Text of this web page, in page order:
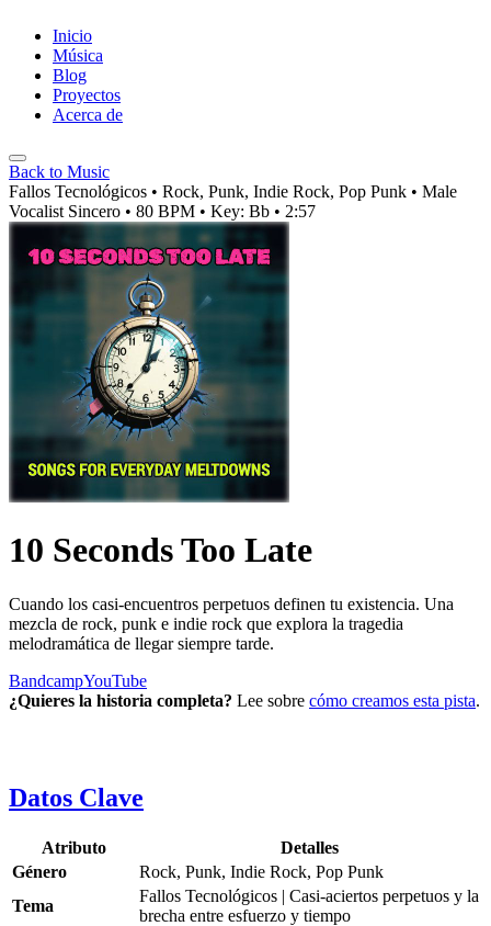
Inicio
Música
Blog
Proyectos
Acerca de
Back to Music
Fallos Tecnológicos • Rock, Punk, Indie Rock, Pop Punk • Male
Vocalist Sincero • 80 BPM • Key: Bb • 2:57
10 Seconds Too Late
Cuando los casi-encuentros perpetuos definen tu existencia. Una
mezcla de rock, punk e indie rock que explora la tragedia
melodramática de llegar siempre tarde.
BandcampYouTube
¿Quieres la historia completa? Lee sobre cómo creamos esta pista.
Datos Clave
Atributo
Detalles
Género
Rock, Punk, Indie Rock, Pop Punk
Tema
Fallos Tecnológicos | Casi-aciertos perpetuos y la
brecha entre esfuerzo y tiempo